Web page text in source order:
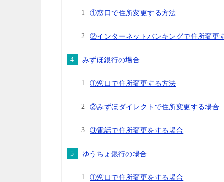
①窓口で住所変更する方法
②インターネットバンキングで住所変更
みずほ銀行の場合
①窓口で住所変更する方法
②みずほダイレクトで住所変更する場合
③電話で住所変更をする場合
ゆうちょ銀行の場合
①窓口で住所変更をする場合